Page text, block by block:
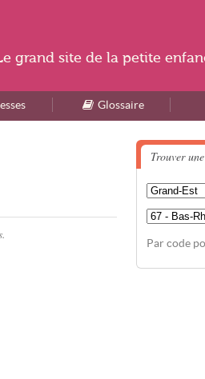
Glossaire
Trouver
Par code
grand site de la petite